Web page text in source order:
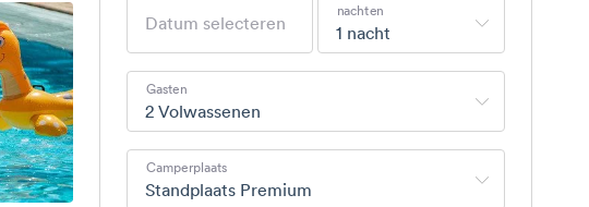
1 nacht
nachten
2 Volwassenen
Gasten
Standplaats Premium
Camperplaats